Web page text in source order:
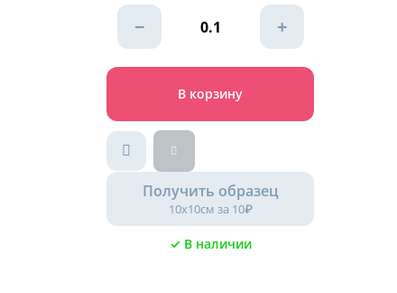
− +
В корзину
Получить образец
10х10см за 10₽
✓ В наличии